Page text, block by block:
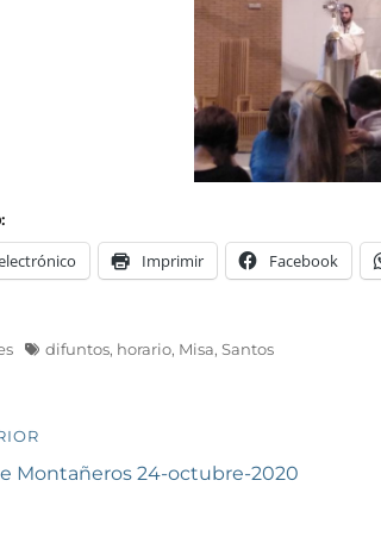
Imprimir Facebook
Etiquetas
difuntos, horario, Misa, Santos
Montañeros 24-octubre-2020